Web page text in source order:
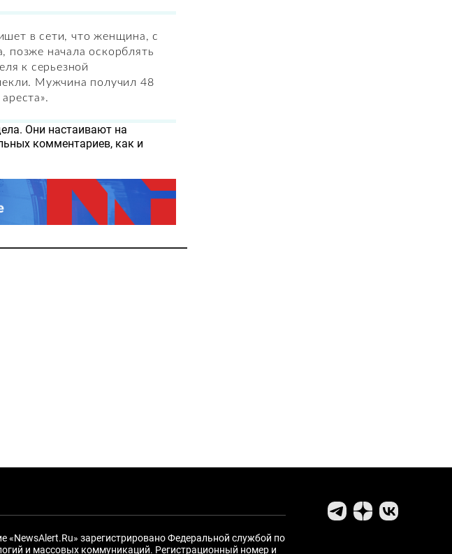
в сети, что женщина, с
позже начала оскорблять
к серьезной
Мужчина получил 48
Они настаивают на
комментариев, как и
«NewsAlert.Ru» зарегистрировано Федеральной службой по
и массовых коммуникаций. Регистрационный номер и